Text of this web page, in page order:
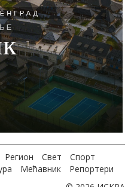
Регион Свет
Спорт
Мећавник
Репортери